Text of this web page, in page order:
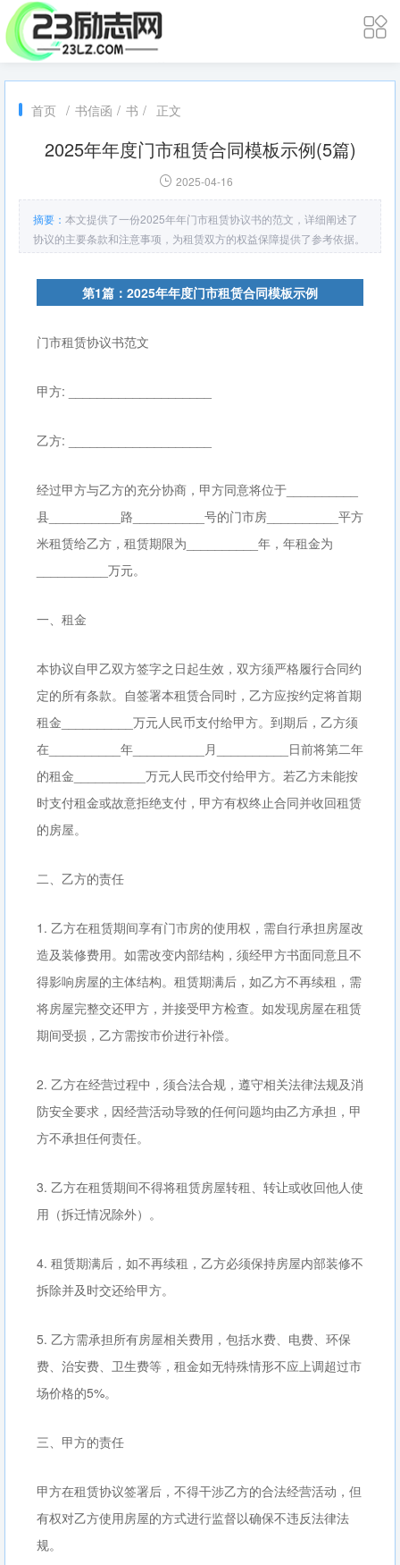
首页 / 书信函 / 书 / 正文
2025年年度门市租赁合同模板示例(5篇)
2025-04-16
摘要： 本文提供了一份2025年年门市租赁协议书的范文，详细阐述了
协议的主要条款和注意事项，为租赁双方的权益保障提供了参考依据。
第1篇：2025年年度门市租赁合同模板示例
门市租赁协议书范文
甲方: ____________________
乙方: ____________________
经过甲方与乙方的充分协商，甲方同意将位于__________
县__________路__________号的门市房__________平方
米租赁给乙方，租赁期限为__________年，年租金为
__________万元。
一、租金
本协议自甲乙双方签字之日起生效，双方须严格履行合同约
定的所有条款。自签署本租赁合同时，乙方应按约定将首期
租金__________万元人民币支付给甲方。到期后，乙方须
在__________年__________月__________日前将第二年
的租金__________万元人民币交付给甲方。若乙方未能按
时支付租金或故意拒绝支付，甲方有权终止合同并收回租赁
的房屋。
二、乙方的责任
1. 乙方在租赁期间享有门市房的使用权，需自行承担房屋改
造及装修费用。如需改变内部结构，须经甲方书面同意且不
得影响房屋的主体结构。租赁期满后，如乙方不再续租，需
将房屋完整交还甲方，并接受甲方检查。如发现房屋在租赁
期间受损，乙方需按市价进行补偿。
2. 乙方在经营过程中，须合法合规，遵守相关法律法规及消
防安全要求，因经营活动导致的任何问题均由乙方承担，甲
方不承担任何责任。
3. 乙方在租赁期间不得将租赁房屋转租、转让或收回他人使
用（拆迁情况除外）。
4. 租赁期满后，如不再续租，乙方必须保持房屋内部装修不
拆除并及时交还给甲方。
5. 乙方需承担所有房屋相关费用，包括水费、电费、环保
费、治安费、卫生费等，租金如无特殊情形不应上调超过市
场价格的5%。
三、甲方的责任
甲方在租赁协议签署后，不得干涉乙方的合法经营活动，但
有权对乙方使用房屋的方式进行监督以确保不违反法律法
规。